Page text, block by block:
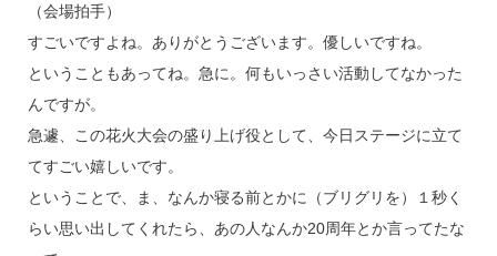
（会場拍手）
すごいですよね。ありがとうございます。優しいですね。
ということもあってね。急に。何もいっさい活動してなかった
んですが。
急遽、この花火大会の盛り上げ役として、今日ステージに立て
てすごい嬉しいです。
ということで、ま、なんか寝る前とかに（ブリグリを）１秒く
らい思い出してくれたら、あの人なんか20周年とか言ってたな